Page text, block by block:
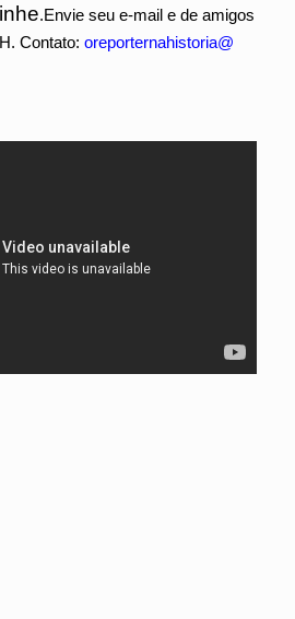
.Envie seu e-mail e de amigos
Contato: oreporternahistoria@